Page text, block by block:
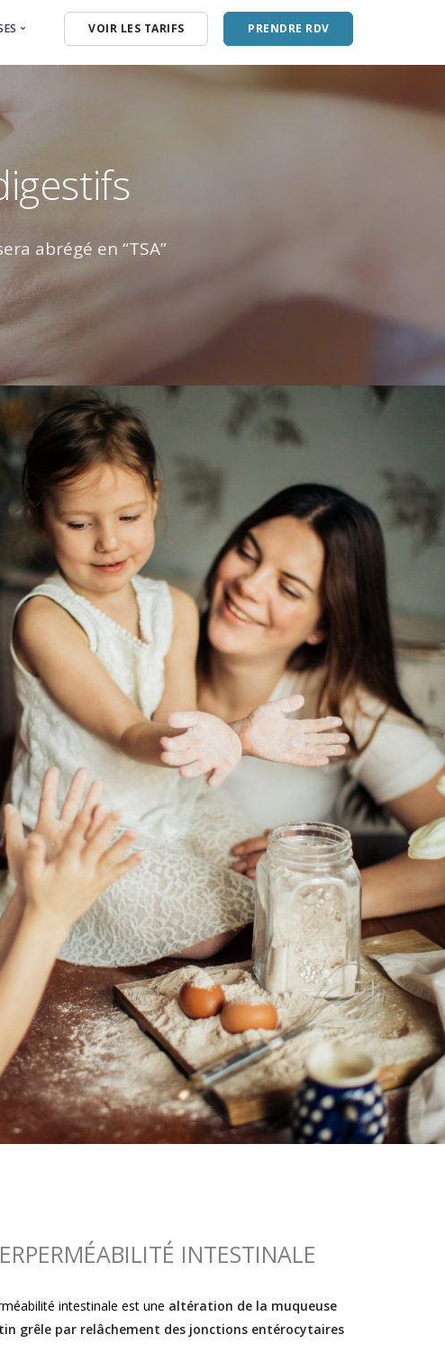
– Autisme
un accompagnement
VOIR LES TARIFS PRENDRE RDV
abrégé en “TSA”
INTESTINALE
intestinale est une altération de la muqueuse
grêle par relâchement des jonctions entérocytaires